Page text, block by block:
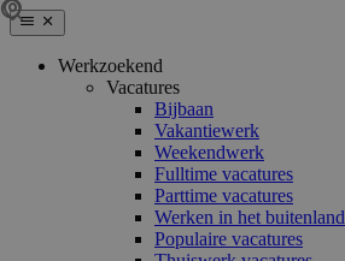
Werkzoekend
Vacatures
Bijbaan
Vakantiewerk
Weekendwerk
Fulltime vacatures
Parttime vacatures
Werken in het buitenland
Populaire vacatures